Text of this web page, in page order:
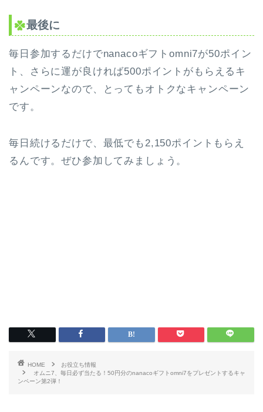
最後に
毎日参加するだけでnanacoギフトomni7が50ポイン
ト、さらに運が良ければ500ポイントがもらえるキ
ャンペーンなので、とってもオトクなキャンペーン
です。
毎日続けるだけで、最低でも2,150ポイントもらえ
るんです。ぜひ参加してみましょう。
HOME
お役立ち情報
オムニ7、毎日必ず当たる！50円分のnanacoギフトomni7をプレゼントするキャ
ンペーン第2弾！